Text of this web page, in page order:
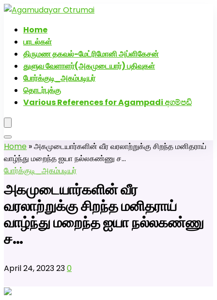
Home
பாடல்கள்
திருமண தகவல்-மேட்ரிமோனி அப்ளிகேசன்
துளுவ வேளாளர்(அகமுடையார்) பதிவுகள்
போர்க்குடி_அகம்படியர்
தொடர்புக்கு
Various References for Agampadi අගම්පඩි
Home »அகமுடையார்களின் வீர வரலாற்றுக்கு சிறந்த மனிதராய்
வாழ்ந்து மறைந்த ஐயா நல்லகண்ணு ச…
போர்க்குடி_அகம்படியர்
அகமுடையார்களின் வீர
வரலாற்றுக்கு சிறந்த மனிதராய்
வாழ்ந்து மறைந்த ஐயா நல்லகண்ணு
ச…
April 24, 2023230
அகமுடையார் திருமண வரன்களுக்கு அகமுடையார்மேட்ரி-